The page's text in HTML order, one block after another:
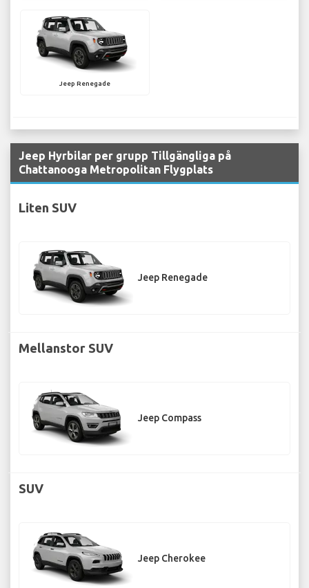
Jeep Renegade
Jeep Hyrbilar per grupp Tillgängliga på
Chattanooga Metropolitan Flygplats
Liten SUV
Jeep Renegade
Mellanstor SUV
Jeep Compass
SUV
Jeep Cherokee